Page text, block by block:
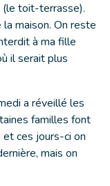
(le toit-terrasse).
la maison. On reste
à ma fille
il serait plus
a réveillé les
familles font
ces jours-ci on
mais on